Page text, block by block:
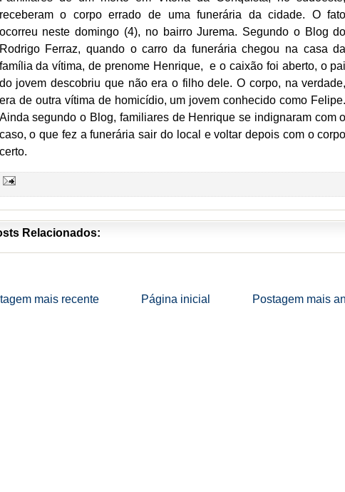
receberam o corpo errado de uma funerária da cidade. O fato
ocorreu neste domingo (4), no bairro Jurema. Segundo o Blog do
Rodrigo Ferraz, quando o carro da funerária chegou na casa da
família da vítima, de prenome Henrique, e o caixão foi aberto, o pai
do jovem descobriu que não era o filho dele. O corpo, na verdade,
era de outra vítima de homicídio, um jovem conhecido como Felipe.
Ainda segundo o Blog, familiares de Henrique se indignaram com o
caso, o que fez a funerária sair do local e voltar depois com o corpo
certo.
Relacionados:
mais recente Postagem mais
Página inicial